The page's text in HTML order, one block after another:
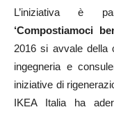
L’iniziativa è
‘Compostiamoci
2016 si avvale della
ingegneria e
iniziative di
IKEA Italia ha